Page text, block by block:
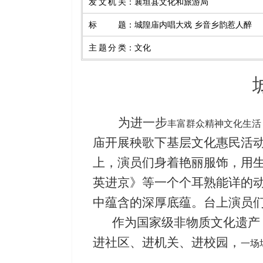
标题 ： 城隍庙内唱大戏 乡音乡韵惹人醉
主题分类 ： 文化
为进一步丰富群众精神文化生
庙开展秧歌下基层文化惠民活
上，演员们身着艳丽服饰，用
英进京》等一个个耳熟能详的
中蕴含的深厚底蕴。台上演员
作为国家级非物质文化遗产
进社区、进机关、进校园， 一场